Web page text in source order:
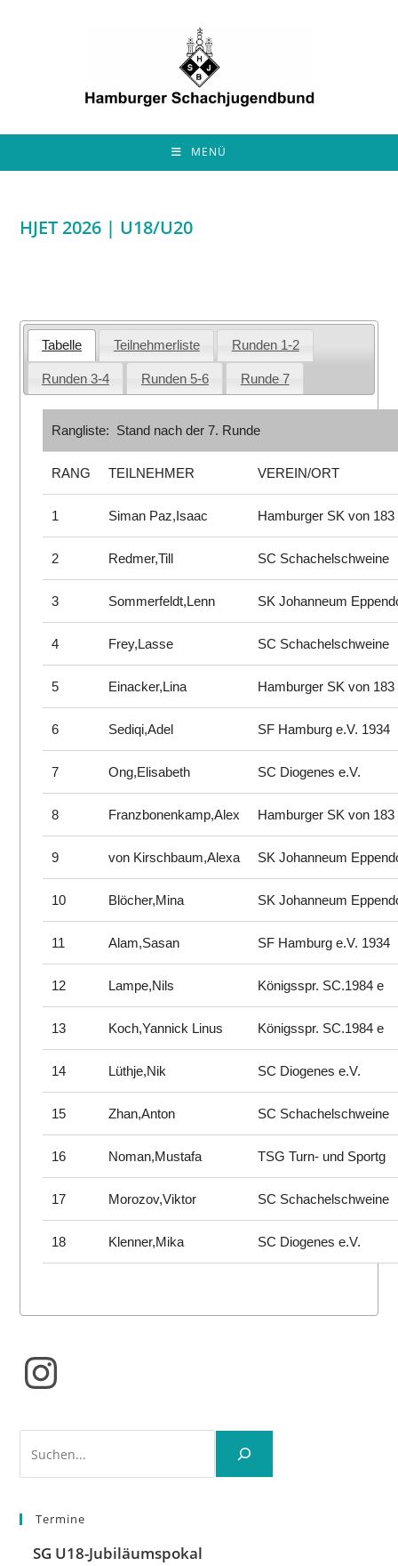
MENÜ
HJET 2026 | U18/U20
Tabelle Teilnehmerliste Runden 1-2
Runden 3-4 Runden 5-6 Runde 7
Rangliste: Stand nach der 7. Runde
RANG TEILNEHMER VEREIN/ORT
1 Siman Paz,Isaac Hamburger SK von 183
2 Redmer,Till SC Schachelschweine
3 Sommerfeldt,Lenn SK Johanneum
4 Frey,Lasse SC Schachelschweine
5 Einacker,Lina Hamburger SK von 183
6 Sediqi,Adel SF Hamburg e.V. 1934
7 Ong,Elisabeth SC Diogenes e.V.
8 Franzbonenkamp,Alex Hamburger SK von 183
9 von Kirschbaum,Alexa SK Johanneum
10 Blöcher,Mina SK Johanneum
11 Alam,Sasan SF Hamburg e.V. 1934
12 Lampe,Nils Königsspr. SC.1984 e
13 Koch,Yannick Linus Königsspr. SC.1984 e
14 Lüthje,Nik SC Diogenes e.V.
15 Zhan,Anton SC Schachelschweine
16 Noman,Mustafa TSG Turn- und Sportg
17 Morozov,Viktor SC Schachelschweine
18 Klenner,Mika SC Diogenes e.V.
Instagram
Termine
SG U18-Jubiläumspokal